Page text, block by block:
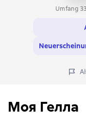
Umfang
Моя Гелла